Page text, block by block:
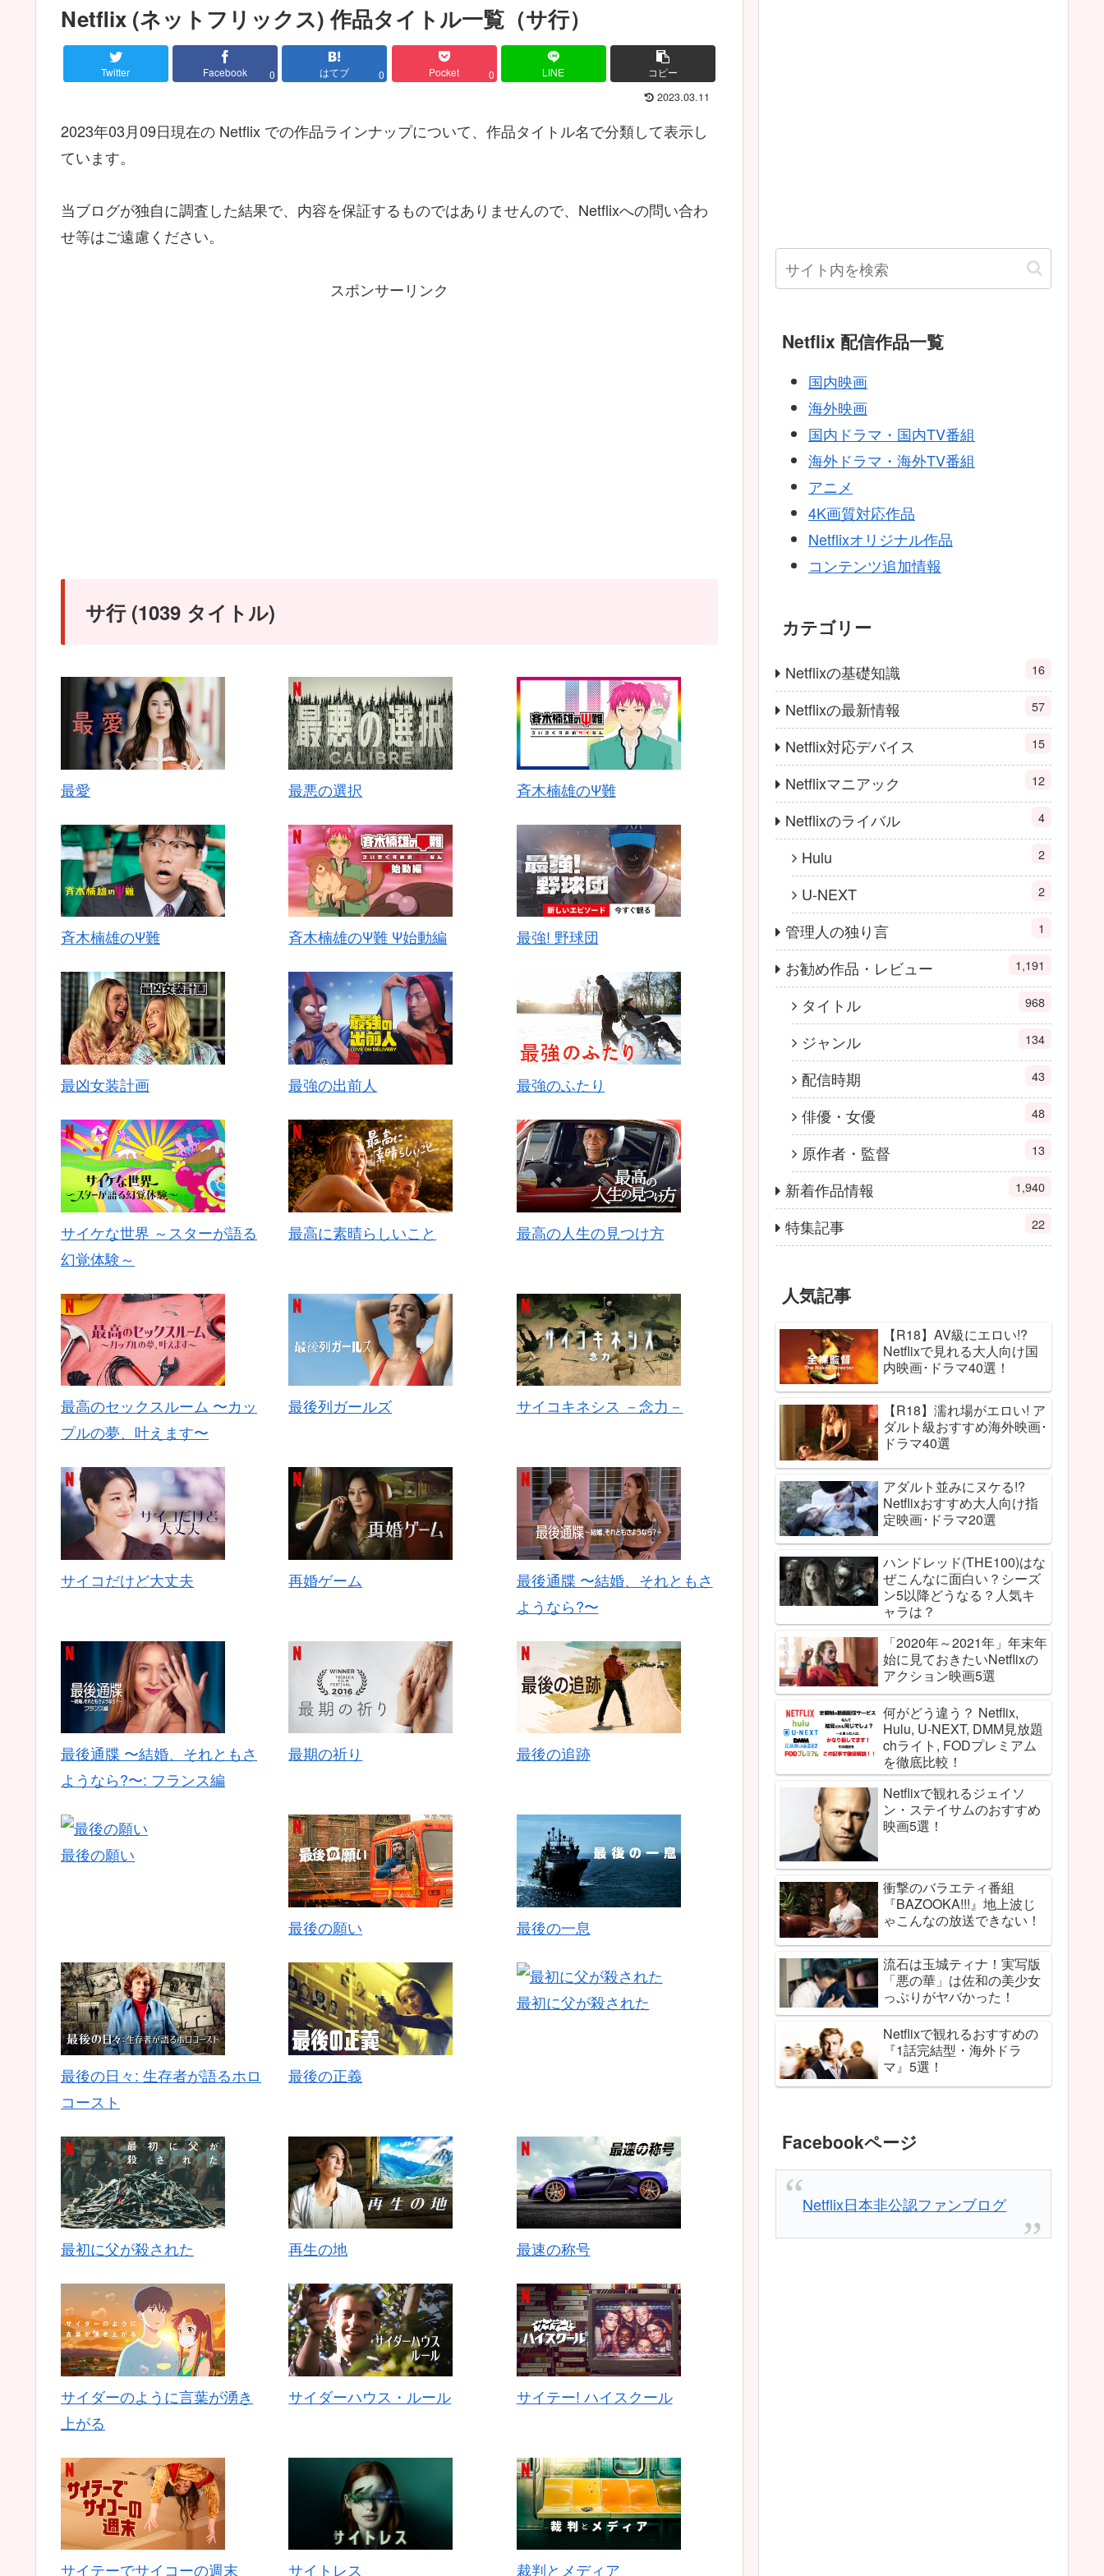
Netflix (ネットフリックス) 作品タイトル一覧（サ行）
Twitter Facebook 0 はてブ 0 Pocket 0 LINE コピー
2023.03.11
2023年03月09日現在の Netflix での作品ラインナップについて、作品タイトル名で分類して表示し
ています。
当ブログが独自に調査した結果で、内容を保証するものではありませんので、Netflixへの問い合わ
せ等はご遠慮ください。
スポンサーリンク
サ行 (1039 タイトル)
最愛 最悪の選択 斉木楠雄のΨ難
斉木楠雄のΨ難 斉木楠雄のΨ難 Ψ始動編 最強! 野球団
最凶女装計画 最強の出前人 最強のふたり
サイケな世界 ～スターが語る
幻覚体験～
最高に素晴らしいこと 最高の人生の見つけ方
最高のセックスルーム 〜カッ
プルの夢、叶えます〜
最後列ガールズ サイコキネシス －念力－
サイコだけど大丈夫 再婚ゲーム
最後通牒 〜結婚、それともさ
ようなら?〜
最後通牒 〜結婚、それともさ
ようなら?〜: フランス編
最期の祈り 最後の追跡
最後の願い
最後の願い 最後の一息
最後の日々: 生存者が語るホロ
コースト
最後の正義
最初に父が殺された
最初に父が殺された 再生の地 最速の称号
サイダーのように言葉が湧き
上がる
サイダーハウス・ルール サイテー! ハイスクール
サイテーでサイコーの週末 サイトレス 裁判とメディア
Netflix 配信作品一覧
国内映画
海外映画
国内ドラマ・国内TV番組
海外ドラマ・海外TV番組
アニメ
4K画質対応作品
Netflixオリジナル作品
コンテンツ追加情報
カテゴリー
Netflixの基礎知識 16
Netflixの最新情報 57
Netflix対応デバイス 15
Netflixマニアック 12
Netflixのライバル 4
Hulu 2
U-NEXT 2
管理人の独り言 1
お勧め作品・レビュー 1,191
タイトル 968
ジャンル 134
配信時期 43
俳優・女優 48
原作者・監督 13
新着作品情報 1,940
特集記事 22
人気記事
【R18】AV級にエロい!?
Netflixで見れる大人向け国
内映画･ドラマ40選！
【R18】濡れ場がエロい! ア
ダルト級おすすめ海外映画･
ドラマ40選
アダルト並みにヌケる!?
Netflixおすすめ大人向け指
定映画･ドラマ20選
ハンドレッド(THE100)はな
ぜこんなに面白い？シーズ
ン5以降どうなる？人気キ
ャラは？
「2020年～2021年」年末年
始に見ておきたいNetflixの
アクション映画5選
何がどう違う？ Netflix,
Hulu, U-NEXT, DMM見放題
chライト, FODプレミアム
を徹底比較！
Netflixで観れるジェイソ
ン・ステイサムのおすすめ
映画5選！
衝撃のバラエティ番組
『BAZOOKA!!!』地上波じ
ゃこんなの放送できない！
流石は玉城ティナ！実写版
「悪の華」は佐和の美少女
っぷりがヤバかった！
Netflixで観れるおすすめの
『1話完結型・海外ドラ
マ』5選！
Facebookページ
Netflix日本非公認ファンブログ